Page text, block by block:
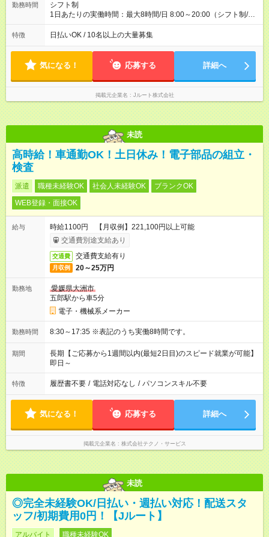
勤務時間
シフト制
1日あたりの実働時間：最大8時間/日 8:00～20:00（シフト制/実
働8時間） ※週5日勤務（場所次第では週4も有り） ※配達状況に
よって時間外での勤務可能性有り ※案件により多少の前後あり
特徴 日払いOK / 10名以上の大量募集
気になる！ 応募する 詳細へ
掲載元企業名 Jルート株式会社
未読
高時給！車通勤OK！土日休み！電子部品の組立・
検査
派遣 職種未経験OK 社会人未経験OK
ブランクOK
WEB登録・面接OK
給与
時給1100円 【月収例】221,100円以上可能
交通費別途支給あり
交通費 交通費支給有り
月収例 20～25万円
勤務地
愛媛県大洲市
五郎駅から車5分
電子・機械系メーカー
勤務時間 8:30～17:35 ※表記のうち実働8時間です。
期間
長期【ご応募から1週間以内(最短2日目)のスピード就業が可能】
即日～
特徴 履歴書不要 / 電話対応なし / パソコンスキル不要
気になる！ 応募する 詳細へ
掲載元企業名 株式会社テクノ・サービス
未読
◎完全未経験OK/日払い・週払い対応！配送スタ
ッフ/初期費用0円！【Jルート】
アルバイト 職種未経験OK